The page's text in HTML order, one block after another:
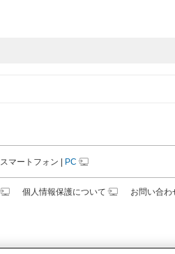
スマートフォン PC
個人情報保護について お問い合わ